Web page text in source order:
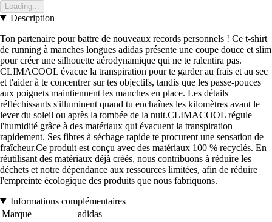
Loading...
Description
Ton partenaire pour battre de nouveaux records personnels ! Ce t-shirt
de running à manches longues adidas présente une coupe douce et slim
pour créer une silhouette aérodynamique qui ne te ralentira pas.
CLIMACOOL évacue la transpiration pour te garder au frais et au sec
et t'aider à te concentrer sur tes objectifs, tandis que les passe-pouces
aux poignets maintiennent les manches en place. Les détails
réfléchissants s'illuminent quand tu enchaînes les kilomètres avant le
lever du soleil ou après la tombée de la nuit.CLIMACOOL régule
l'humidité grâce à des matériaux qui évacuent la transpiration
rapidement. Ses fibres à séchage rapide te procurent une sensation de
fraîcheur.Ce produit est conçu avec des matériaux 100 % recyclés. En
réutilisant des matériaux déjà créés, nous contribuons à réduire les
déchets et notre dépendance aux ressources limitées, afin de réduire
l'empreinte écologique des produits que nous fabriquons.
Informations complémentaires
Marque
adidas